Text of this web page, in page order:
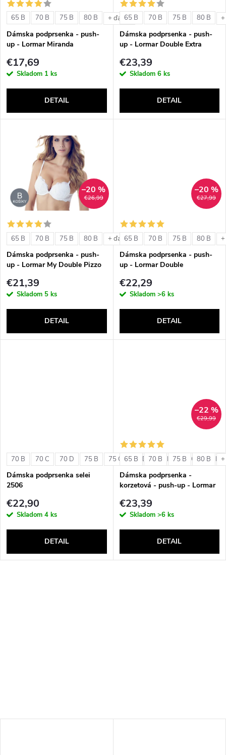
e
p
r
d
t
o
v
s
p
r
o
d
t
o
v
65 B 70 B 75 B 80 B + ďalšie
Dámska podprsenka - push-
up - Lormar Miranda
€17,69
Skladom 1 ks
DETAIL
65 B 70 B 75 B 80 B
Dámska podprsenka - push-
up - Lormar Double Extra
€23,39
Skladom 6 ks
DETAIL
€26,99
–20 %
65 B 70 B 75 B 80 B + ďalšie
Dámska podprsenka - push-
up - Lormar My Double Pizzo
€21,39
Skladom 5 ks
DETAIL
€27,99
–20 %
65 B 70 B 75 B 80 B
Dámska podprsenka - push-
up - Lormar Double
€22,29
Skladom >6 ks
DETAIL
70 B 70 C 70 D 75 B 75 C 75 D 80 B 80 C 80 D
Dámska podprsenka selei
2506
€22,90
Skladom 4 ks
DETAIL
€29,99
–22 %
65 B 70 B 75 B 80 B
Dámska podprsenka -
korzetová - push-up - Lormar
€23,39
Skladom >6 ks
DETAIL